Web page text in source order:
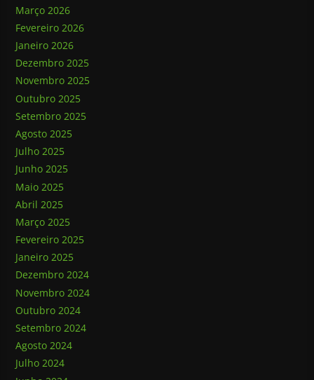
Março 2026
Fevereiro 2026
Janeiro 2026
Dezembro 2025
Novembro 2025
Outubro 2025
Setembro 2025
Agosto 2025
Julho 2025
Junho 2025
Maio 2025
Abril 2025
Março 2025
Fevereiro 2025
Janeiro 2025
Dezembro 2024
Novembro 2024
Outubro 2024
Setembro 2024
Agosto 2024
Julho 2024